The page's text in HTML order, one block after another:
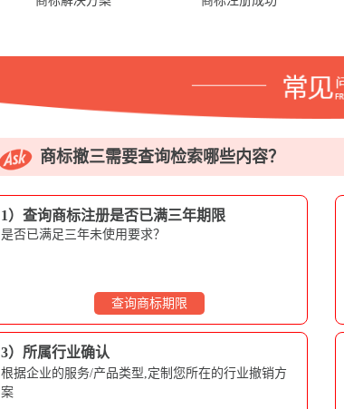
商标撤三需要查询检索哪些内容？
1）查询商标注册是否已满三年期限
是否已满足三年未使用要求？
查询商标期限
3）所属行业确认
根据企业的服务/产品类型,定制您所在的行业撤销方
案